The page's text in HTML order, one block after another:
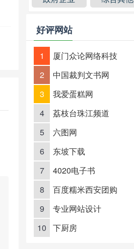
好评网站
1 厦门众论网络科技
2
中国裁判文书网
3
我爱蛋糕网
4
荔枝台珠江频道
5
六图网
6
东坡下载
7
4020电子书
8
百度糯米西安团购
9
专业网站设计
10
下厨房